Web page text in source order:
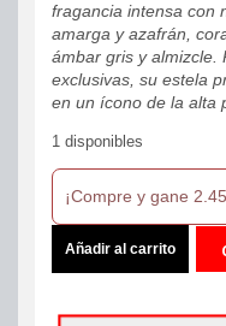
fragancia intensa con
amarga y azafrán,
ámbar gris y almizcle.
exclusivas, su estela
en un ícono de la alta
1 disponibles
¡Compre y gane
Francis
Añadir al carrito